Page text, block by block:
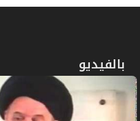
بالفيديو